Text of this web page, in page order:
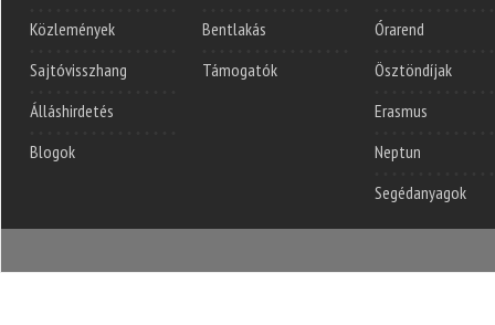
Közlemények
Sajtóvisszhang
Álláshirdetés
Blogok
Bentlakás
Támogatók
Órarend
Ösztöndíjak
Erasmus
Neptun
Segédanyagok